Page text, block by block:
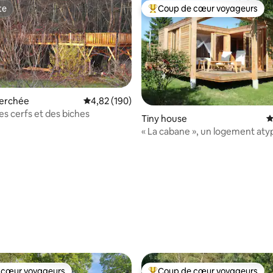
base de 159 commentaires : 4,92 sur 5
Évaluation moyenne sur la base de 190
4,82 (190)
cerfs et des biches
Coups de cœur voyageurs les
Coup de cœur voyageurs
Tiny house
« La cabane », un logement